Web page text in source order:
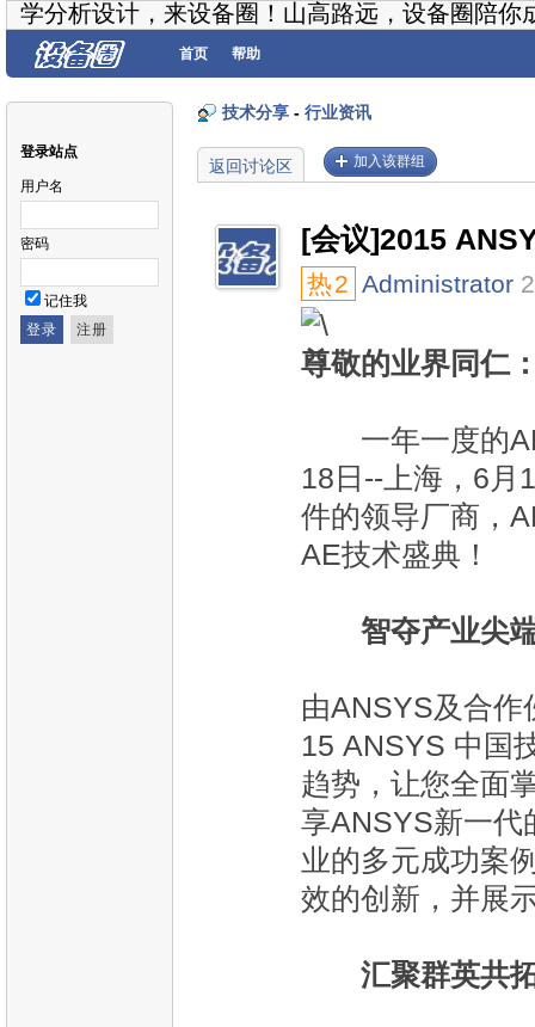
学分析设计，来设备圈！山高路远，设备圈陪你
首页 帮助
登录站点
用户名
密码
记住我
技术分享 - 行业资讯
返回讨论区 加入该群组
[会议]2015
热2 Administrator
尊敬的业界同仁
一年一度的
18日--上海，6月
件的领导厂商，
AE技术盛典！
智夺产业尖
由ANSYS及合作
15 ANSYS 中国
趋势，让您全面
享ANSYS新一代
业的多元成功案
效的创新，并展
汇聚群英共